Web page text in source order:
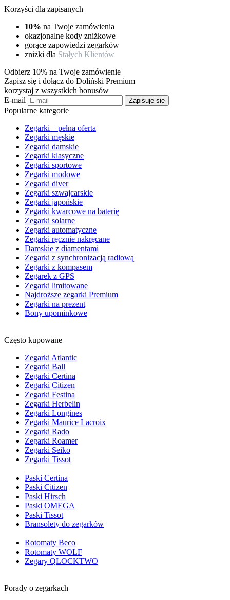
Korzyści dla zapisanych
10% na Twoje zamówienia
okazjonalne kody zniżkowe
gorące zapowiedzi zegarków
zniżki dla Stałych Klientów
Odbierz 10% na Twoje zamówienie
Zapisz się i dołącz do Doliński Premium
korzystaj z wszystkich bonusów
E-mail
Zapisuję się
Popularne kategorie
Zegarki – pełna oferta
Zegarki męskie
Zegarki damskie
Zegarki klasyczne
Zegarki sportowe
Zegarki modowe
Zegarki diver
Zegarki szwajcarskie
Zegarki japońskie
Zegarki kwarcowe na baterię
Zegarki solarne
Zegarki automatyczne
Zegarki ręcznie nakręcane
Damskie z diamentami
Zegarki z synchronizacją radiową
Zegarki z kompasem
Zegarek z GPS
Zegarki limitowane
Najdroższe zegarki Premium
Zegarki na prezent
Bony upominkowe
Często kupowane
Zegarki Atlantic
Zegarki Ball
Zegarki Certina
Zegarki Citizen
Zegarki Festina
Zegarki Herbelin
Zegarki Longines
Zegarki Maurice Lacroix
Zegarki Rado
Zegarki Roamer
Zegarki Seiko
Zegarki Tissot
Paski Certina
Paski Citizen
Paski Hirsch
Paski OMEGA
Paski Tissot
Bransolety do zegarków
Rotomaty Beco
Rotomaty WOLF
Zegary QLOCKTWO
Porady o zegarkach